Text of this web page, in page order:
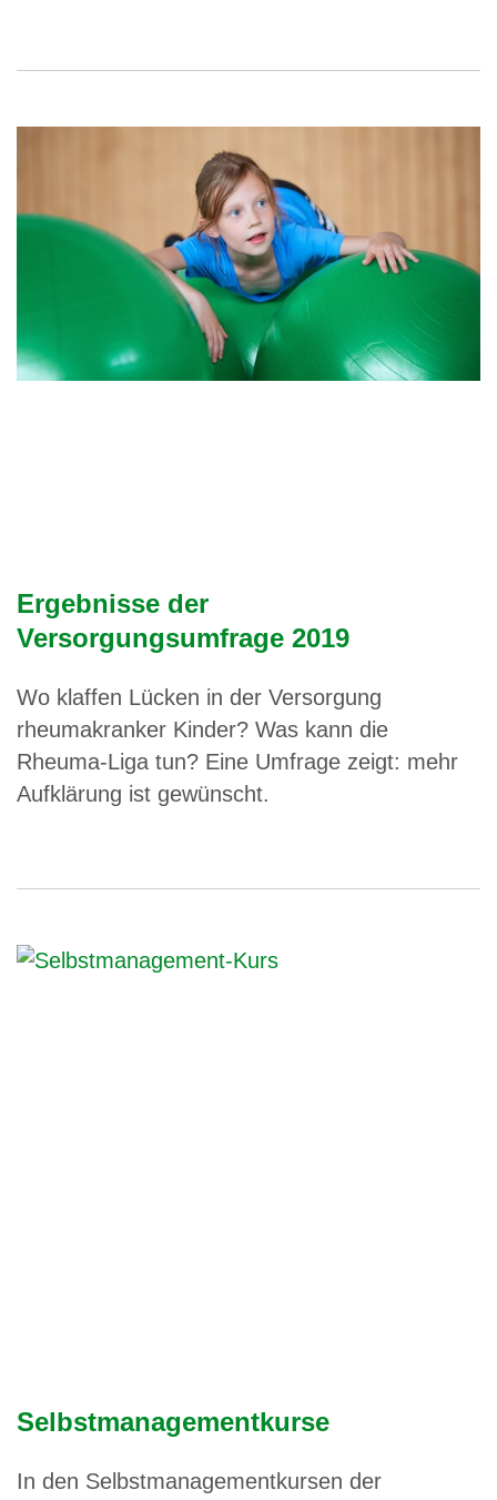
Ergebnisse der
Versorgungsumfrage 2019
Wo klaffen Lücken in der Versorgung
rheumakranker Kinder? Was kann die
Rheuma-Liga tun? Eine Umfrage zeigt: mehr
Aufklärung ist gewünscht.
Selbstmanagementkurse
In den Selbstmanagementkursen der